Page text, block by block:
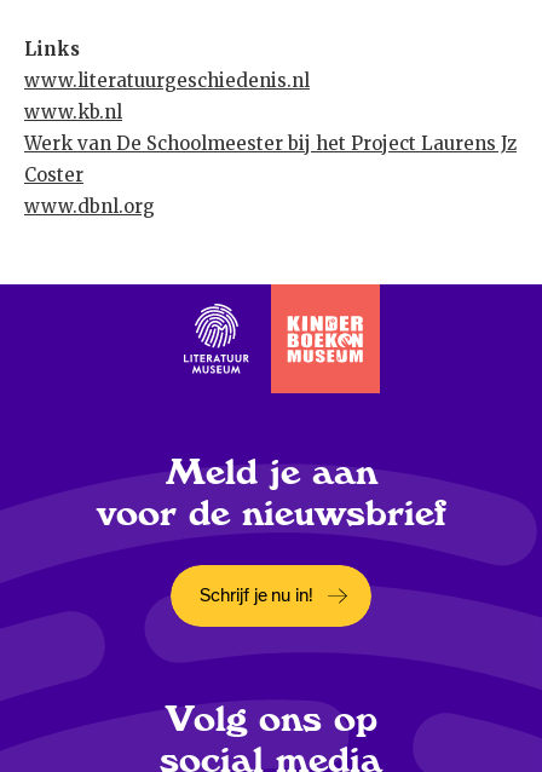
Links
www.literatuurgeschiedenis.nl
www.kb.nl
Werk van De Schoolmeester bij het Project Laurens Jz
Coster
www.dbnl.org
Meld je aan
voor de nieuwsbrief
Opent in een nieuw tabblad
Schrijf je nu in!
Volg ons op
social media